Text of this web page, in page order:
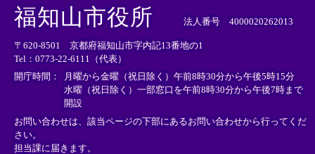
外
部
リ
ン
ク
＞
外
リ
ン
ク
＞
外
部
ン
ク
＞
福知山市役所 法人番号 4000020262013
〒620-8501 京都府福知山市字内記13番地の1
Tel：0773-22-6111（代表）
開庁時間：
月曜から金曜（祝日除く）午前8時30分から午後5時15分
水曜（祝日除く）一部窓口を午前8時30分から午後7時まで
開設
お問い合わせは、該当ページの下部にあるお問い合わせから行ってくだ
さい。
担当課に届きます。